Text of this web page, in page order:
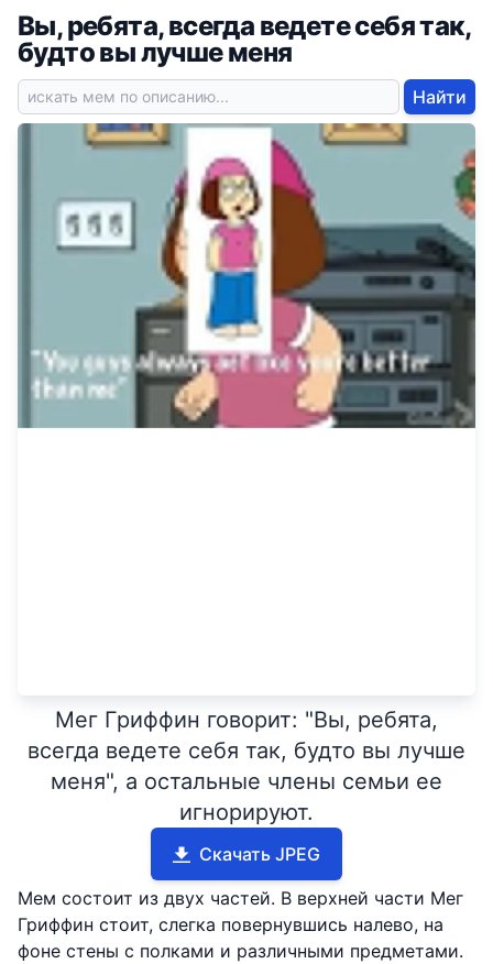
Вы, ребята, всегда ведете себя так,
будто вы лучше меня
Найти
Мег Гриффин говорит: "Вы, ребята,
всегда ведете себя так, будто вы лучше
меня", а остальные члены семьи ее
игнорируют.
Скачать JPEG
Мем состоит из двух частей. В верхней части Мег
Гриффин стоит, слегка повернувшись налево, на
фоне стены с полками и различными предметами.